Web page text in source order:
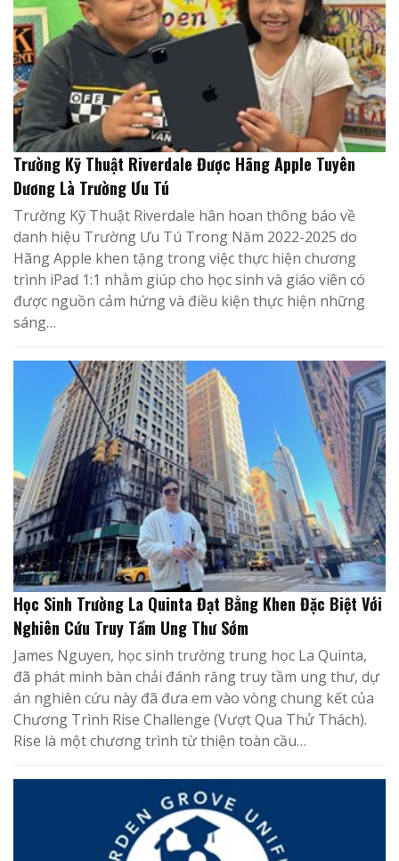
Trường Kỹ Thuật Riverdale Được Hãng Apple Tuyên
Dương Là Trường Ưu Tú
Trường Kỹ Thuật Riverdale hân hoan thông báo về
danh hiệu Trường Ưu Tú Trong Năm 2022-2025 do
Hãng Apple khen tặng trong việc thực hiện chương
trình iPad 1:1 nhằm giúp cho học sinh và giáo viên có
được nguồn cảm hứng và điều kiện thực hiện những
sáng…
Học Sinh Trường La Quinta Đạt Bằng Khen Đặc Biệt Với
Nghiên Cứu Truy Tầm Ung Thư Sớm
James Nguyen, học sinh trường trung học La Quinta,
đã phát minh bàn chải đánh răng truy tầm ung thư, dự
án nghiên cứu này đã đưa em vào vòng chung kết của
Chương Trình Rise Challenge (Vượt Qua Thử Thách).
Rise là một chương trình ​​từ thiện toàn cầu…